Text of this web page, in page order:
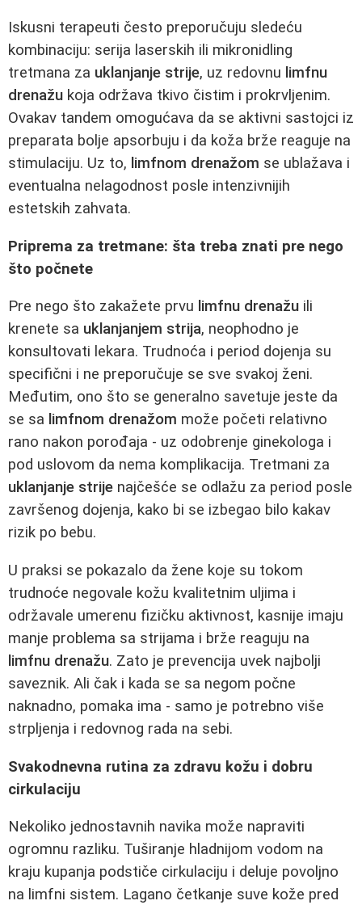
Iskusni terapeuti često preporučuju sledeću
kombinaciju: serija laserskih ili mikronidling
tretmana za uklanjanje strije, uz redovnu limfnu
drenažu koja održava tkivo čistim i prokrvljenim.
Ovakav tandem omogućava da se aktivni sastojci iz
preparata bolje apsorbuju i da koža brže reaguje na
stimulaciju. Uz to, limfnom drenažom se ublažava i
eventualna nelagodnost posle intenzivnijih
estetskih zahvata.
Priprema za tretmane: šta treba znati pre nego
što počnete
Pre nego što zakažete prvu limfnu drenažu ili
krenete sa uklanjanjem strija, neophodno je
konsultovati lekara. Trudnoća i period dojenja su
specifični i ne preporučuje se sve svakoj ženi.
Međutim, ono što se generalno savetuje jeste da
se sa limfnom drenažom može početi relativno
rano nakon porođaja - uz odobrenje ginekologa i
pod uslovom da nema komplikacija. Tretmani za
uklanjanje strije najčešće se odlažu za period posle
završenog dojenja, kako bi se izbegao bilo kakav
rizik po bebu.
U praksi se pokazalo da žene koje su tokom
trudnoće negovale kožu kvalitetnim uljima i
održavale umerenu fizičku aktivnost, kasnije imaju
manje problema sa strijama i brže reaguju na
limfnu drenažu. Zato je prevencija uvek najbolji
saveznik. Ali čak i kada se sa negom počne
naknadno, pomaka ima - samo je potrebno više
strpljenja i redovnog rada na sebi.
Svakodnevna rutina za zdravu kožu i dobru
cirkulaciju
Nekoliko jednostavnih navika može napraviti
ogromnu razliku. Tuširanje hladnijom vodom na
kraju kupanja podstiče cirkulaciju i deluje povoljno
na limfni sistem. Lagano četkanje suve kože pred